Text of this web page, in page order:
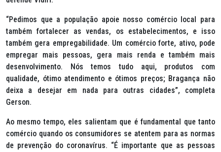
“Pedimos que a população apoie nosso comércio local para
também fortalecer as vendas, os estabelecimentos, e isso
também gera empregabilidade. Um comércio forte, ativo, pode
empregar mais pessoas, gera mais renda e também mais
desenvolvimento. Nós temos tudo aqui, produtos com
qualidade, ótimo atendimento e ótimos preços; Bragança não
deixa a desejar em nada para outras cidades”, completa
Gerson.
Ao mesmo tempo, eles salientam que é fundamental que tanto
comércio quando os consumidores se atentem para as normas
de prevenção do coronavírus. “É importante que as pessoas